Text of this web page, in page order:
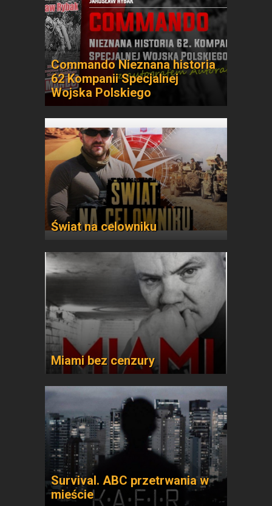
Commando Nieznana historia
62 Kompanii Specjalnej
Wojska Polskiego
Świat na celowniku
Miami bez cenzury
Survival. ABC przetrwania w
mieście